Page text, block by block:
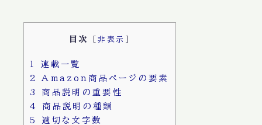
目次 [非表示
1
連載一覧
2
Amazon商品ページの要素
3
商品説明の重要性
4
商品説明の種類
5
適切な文字数